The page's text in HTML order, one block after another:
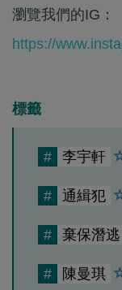
瀏覽我們的IG：
https://
標籤
# 李宇軒
# 通緝犯
# 棄保潛逃
# 陳曼琪